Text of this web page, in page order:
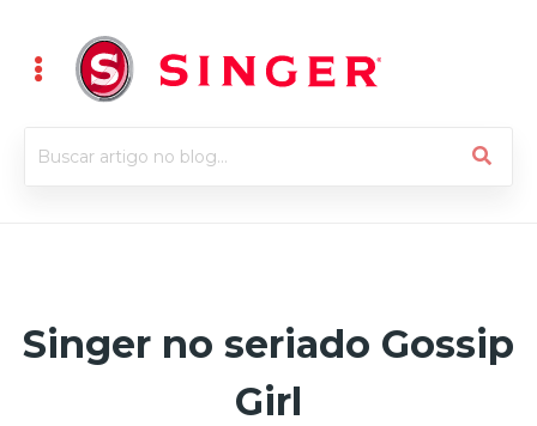
Singer no seriado Gossip
Girl